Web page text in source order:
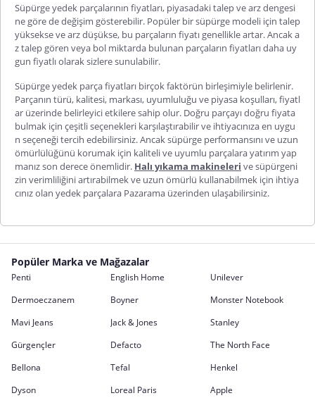
Süpürge yedek parçalarının fiyatları, piyasadaki talep ve arz dengesi
ne göre de değişim gösterebilir. Popüler bir süpürge modeli için talep
yüksekse ve arz düşükse, bu parçaların fiyatı genellikle artar. Ancak a
z talep gören veya bol miktarda bulunan parçaların fiyatları daha uy
gun fiyatlı olarak sizlere sunulabilir.
Süpürge yedek parça fiyatları birçok faktörün birleşimiyle belirlenir.
Parçanın türü, kalitesi, markası, uyumluluğu ve piyasa koşulları, fiyatl
ar üzerinde belirleyici etkilere sahip olur. Doğru parçayı doğru fiyata
bulmak için çeşitli seçenekleri karşılaştırabilir ve ihtiyacınıza en uygu
n seçeneği tercih edebilirsiniz. Ancak süpürge performansını ve uzun
ömürlülüğünü korumak için kaliteli ve uyumlu parçalara yatırım yap
manız son derece önemlidir. Halı yıkama makineleri ve süpürgeni
zin verimliliğini artırabilmek ve uzun ömürlü kullanabilmek için ihtiya
cınız olan yedek parçalara Pazarama üzerinden ulaşabilirsiniz.
Popüler Marka ve Mağazalar
Penti English Home
Unilever
Dermoeczanem
Boyner
Monster Notebook
Mavi Jeans
Jack & Jones
Stanley
Gürgençler
Defacto
The North Face
Bellona
Tefal
Henkel
Dyson
Loreal Paris
Apple